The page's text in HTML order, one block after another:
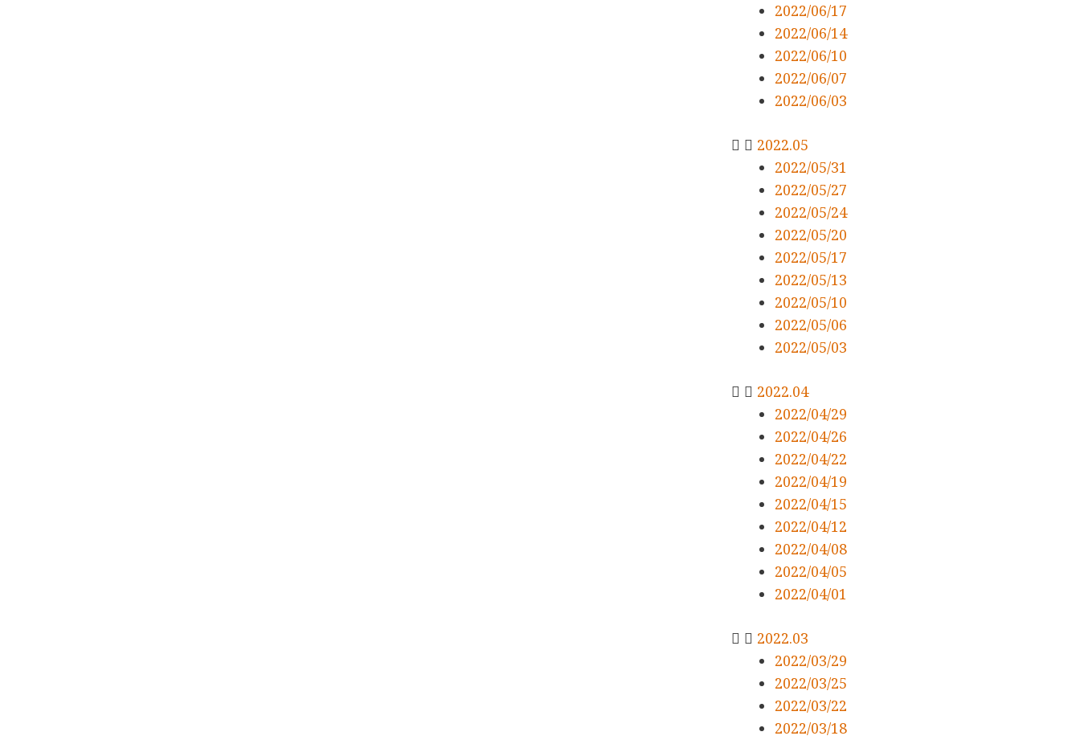
2022/06/17
2022/06/14
2022/06/10
2022/06/07
2022/06/03
2022.05
2022/05/31
2022/05/27
2022/05/24
2022/05/20
2022/05/17
2022/05/13
2022/05/10
2022/05/06
2022/05/03
2022.04
2022/04/29
2022/04/26
2022/04/22
2022/04/19
2022/04/15
2022/04/12
2022/04/08
2022/04/05
2022/04/01
2022.03
2022/03/29
2022/03/25
2022/03/22
2022/03/18